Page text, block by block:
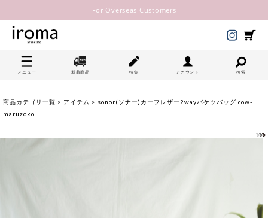
For Overseas Customers
メニュー 新着商品 特集 アカウント 検索
商品カテゴリ一覧 > アイテム > sonor(ソナー)カーフレザー2wayバケツバッグ cow-
maruzoko